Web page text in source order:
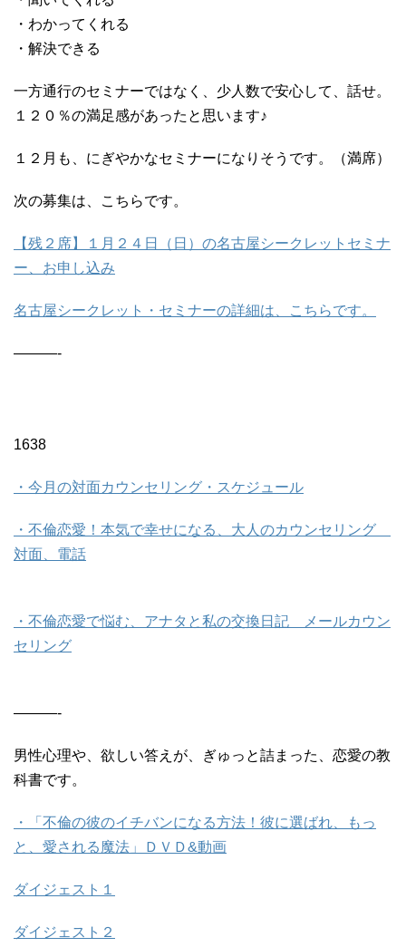
・わかってくれる
・解決できる
一方通行のセミナーではなく、少人数で安心して、話せ。
１２０％の満足感があったと思います♪
１２月も、にぎやかなセミナーになりそうです。（満席）
次の募集は、こちらです。
【残２席】１月２４日（日）の名古屋シークレットセミナ
ー、お申し込み
名古屋シークレット・セミナーの詳細は、こちらです。
———-
1638
・今月の対面カウンセリング・スケジュール
・不倫恋愛！本気で幸せになる、大人のカウンセリング
対面、電話
・不倫恋愛で悩む、アナタと私の交換日記 メールカウン
セリング
———-
男性心理や、欲しい答えが、ぎゅっと詰まった、恋愛の教
科書です。
・「不倫の彼のイチバンになる方法！彼に選ばれ、もっ
と、愛される魔法」ＤＶＤ&動画
ダイジェスト１
ダイジェスト２